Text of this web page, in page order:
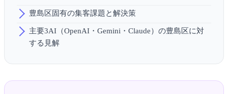
豊島区固有の集客課題と解決策
主要3AI（OpenAI・Gemini・Claude）の豊島区に対
する見解